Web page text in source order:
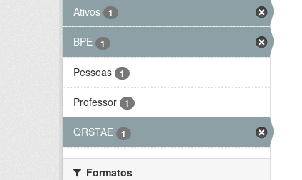
Ativos 1
BPE 1
Pessoas 1
Professor 1
QRSTAE 1
Formatos